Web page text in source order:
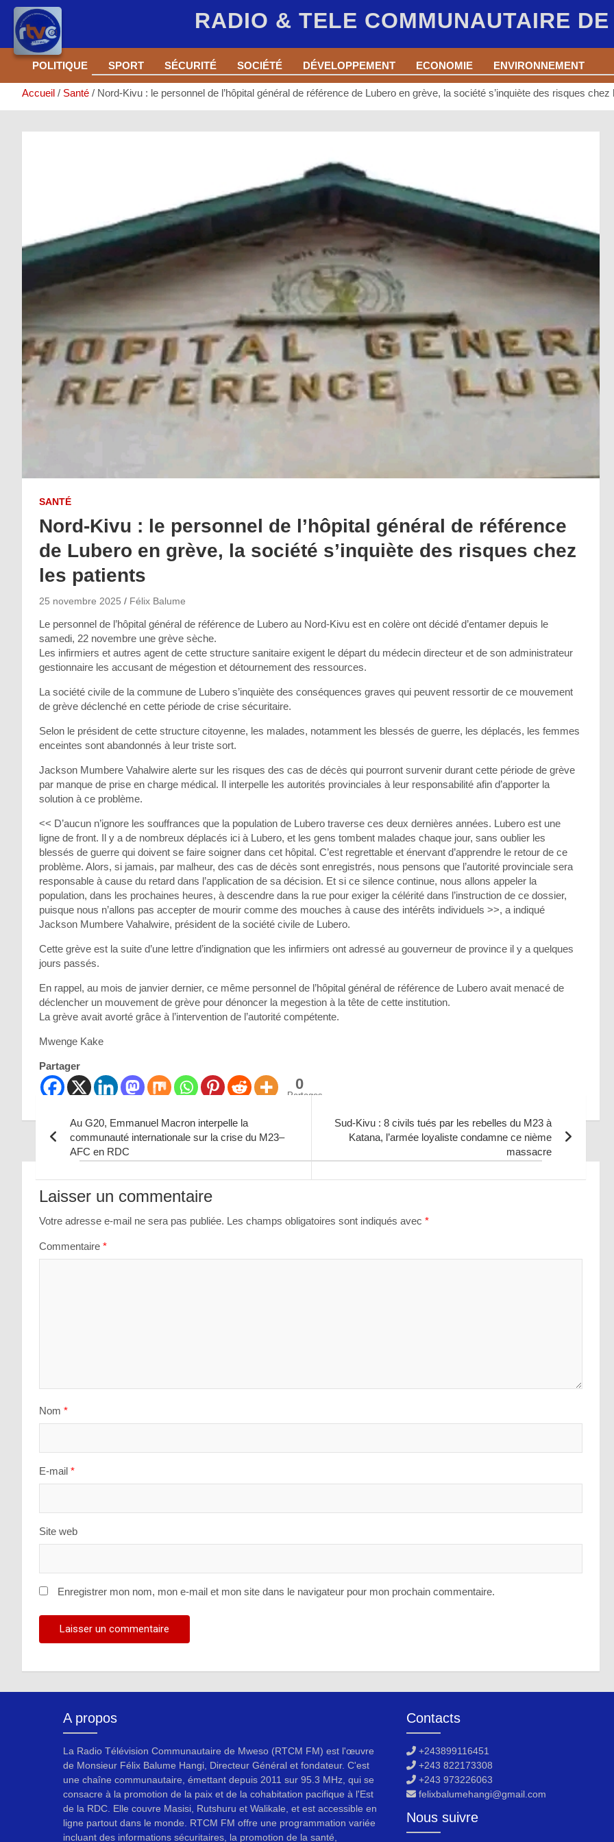
RADIO & TELE COMMUNAUTAIRE DE
Aller
contenu
POLITIQUE SPORT SÉCURITÉ SOCIÉTÉ DÉVELOPPEMENT ECONOMIE ENVIRONNEMENT
Accueil Santé Nord-Kivu : le personnel de l’hôpital général de référence de Lubero en grève, la société s’inquiète des risques chez
SANTÉ
Nord-Kivu : le personnel de l’hôpital général de référence
de Lubero en grève, la société s’inquiète des risques chez
les patients
25 novembre 2025 Félix Balume
Le personnel de l’hôpital général de référence de Lubero au Nord-Kivu est en colère ont décidé d’entamer depuis le
samedi, 22 novembre une grève sèche.
Les infirmiers et autres agent de cette structure sanitaire exigent le départ du médecin directeur et de son administrateur
gestionnaire les accusant de mégestion et détournement des ressources.
La société civile de la commune de Lubero s’inquiète des conséquences graves qui peuvent ressortir de ce mouvement
de grève déclenché en cette période de crise sécuritaire.
Selon le président de cette structure citoyenne, les malades, notamment les blessés de guerre, les déplacés, les femmes
enceintes sont abandonnés à leur triste sort.
Jackson Mumbere Vahalwire alerte sur les risques des cas de décès qui pourront survenir durant cette période de grève
par manque de prise en charge médical. Il interpelle les autorités provinciales à leur responsabilité afin d’apporter la
solution à ce problème.
<< D’aucun n’ignore les souffrances que la population de Lubero traverse ces deux dernières années. Lubero est une
ligne de front. Il y a de nombreux déplacés ici à Lubero, et les gens tombent malades chaque jour, sans oublier les
blessés de guerre qui doivent se faire soigner dans cet hôpital. C’est regrettable et énervant d’apprendre le retour de ce
problème. Alors, si jamais, par malheur, des cas de décès sont enregistrés, nous pensons que l’autorité provinciale sera
responsable à cause du retard dans l’application de sa décision. Et si ce silence continue, nous allons appeler la
population, dans les prochaines heures, à descendre dans la rue pour exiger la célérité dans l’instruction de ce dossier,
puisque nous n’allons pas accepter de mourir comme des mouches à cause des intérêts individuels >>, a indiqué
Jackson Mumbere Vahalwire, président de la société civile de Lubero.
Cette grève est la suite d’une lettre d’indignation que les infirmiers ont adressé au gouverneur de province il y a quelques
jours passés.
En rappel, au mois de janvier dernier, ce même personnel de l’hôpital général de référence de Lubero avait menacé de
déclencher un mouvement de grève pour dénoncer la megestion à la tête de cette institution.
La grève avait avorté grâce à l’intervention de l’autorité compétente.
Mwenge Kake
Partager
0
Partages
Navigation
de
l’article
Au G20, Emmanuel Macron interpelle la
communauté internationale sur la crise du M23–
AFC en RDC
Sud-Kivu : 8 civils tués par les rebelles du M23 à
Katana, l’armée loyaliste condamne ce nième
massacre
Laisser un commentaire
Votre adresse e-mail ne sera pas publiée. Les champs obligatoires sont indiqués avec *
Commentaire *
Nom *
E-mail *
Site web
Enregistrer mon nom, mon e-mail et mon site dans le navigateur pour mon prochain commentaire.
A propos
La Radio Télévision Communautaire de Mweso (RTCM FM) est l'œuvre
de Monsieur Félix Balume Hangi, Directeur Général et fondateur. C'est
une chaîne communautaire, émettant depuis 2011 sur 95.3 MHz, qui se
consacre à la promotion de la paix et de la cohabitation pacifique à l'Est
de la RDC. Elle couvre Masisi, Rutshuru et Walikale, et est accessible en
ligne partout dans le monde. RTCM FM offre une programmation variée
incluant des informations sécuritaires, la promotion de la santé,
Contacts
+243899116451
+243 822173308
+243 973226063
felixbalumehangi@gmail.com
Nous suivre